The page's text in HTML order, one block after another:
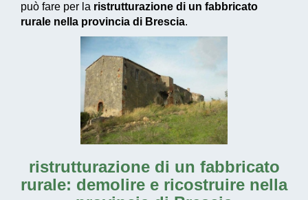
può fare per la ristrutturazione di un fabbricato
rurale nella provincia di Brescia.
ristrutturazione di un fabbricato
rurale: demolire e ricostruire nella